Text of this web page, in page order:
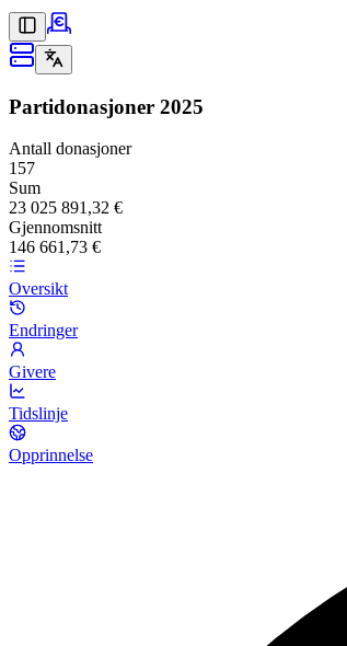
Partidonasjoner 2025
Antall donasjoner
157
Sum
23 025 891,32 €
Gjennomsnitt
146 661,73 €
Oversikt
Endringer
Givere
Tidslinje
Opprinnelse